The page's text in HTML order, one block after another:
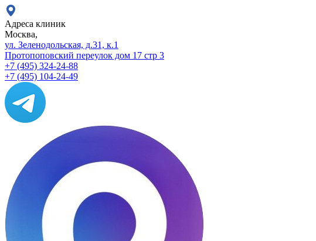
Адреса клиник
Москва,
ул. Зеленодольская, д.31, к.1
Протопоповский переулок дом 17 стр 3
+7 (495) 324-24-88
+7 (495) 104-24-49